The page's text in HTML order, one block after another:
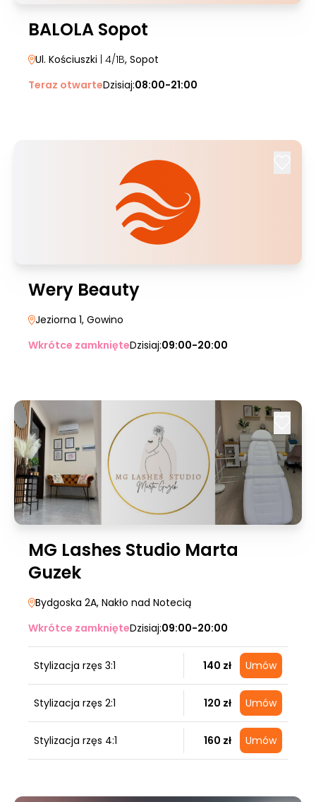
BALOLA Sopot
Ul. Kościuszki | 4/1B, Sopot
Teraz otwarteDzisiaj:08:00-21:00
Wery Beauty
Jeziorna 1, Gowino
Wkrótce zamknięteDzisiaj:09:00-20:00
MG Lashes Studio Marta
Guzek
Bydgoska 2A, Nakło nad Notecią
Wkrótce zamknięteDzisiaj:09:00-20:00
Stylizacja rzęs 3:1 140 zł Umów
Stylizacja rzęs 2:1 120 zł Umów
Stylizacja rzęs 4:1 160 zł Umów